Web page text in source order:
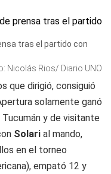
tras el partido con
Nicolás Rios/ Diario UNO
que dirigió, consiguió
solamente ganó
y de visitante
Solari al mando,
en el torneo
empató 12 y